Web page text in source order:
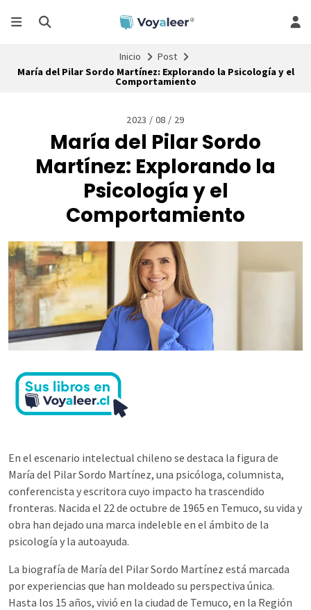
Inicio
Post
María del Pilar Sordo Martínez: Explorando la Psicología y el
Comportamiento
2023 / 08 / 29
María del Pilar Sordo
Martínez: Explorando la
Psicología y el
Comportamiento
En el escenario intelectual chileno se destaca la figura de
María del Pilar Sordo Martínez, una psicóloga, columnista,
conferencista y escritora cuyo impacto ha trascendido
fronteras. Nacida el 22 de octubre de 1965 en Temuco, su vida y
obra han dejado una marca indeleble en el ámbito de la
psicología y la autoayuda.
La biografía de María del Pilar Sordo Martínez está marcada
por experiencias que han moldeado su perspectiva única.
Hasta los 15 años, vivió en la ciudad de Temuco, en la Región